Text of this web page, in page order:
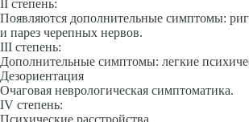
II степень:
Появляются дополнительные симптомы:
и парез черепных нервов.
III степень:
Дополнительные симптомы: легкие
Дезориентация
Очаговая неврологическая симптоматика.
IV степень:
Психические расстройства